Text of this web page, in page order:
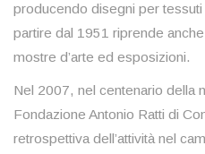
producendo disegni per tessuti
partire dal 1951 riprende
mostre d’arte ed esposizioni.
Nel 2007, nel centenario della
Fondazione Antonio Ratti di
retrospettiva dell’attività nel